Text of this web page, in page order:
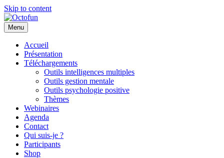
Skip to content
Menu
Accueil
Présentation
Téléchargements
Outils intelligences multiples
Outils gestion mentale
Outils psychologie positive
Thèmes
Webinaires
Agenda
Contact
Qui suis-je ?
Participants
Shop